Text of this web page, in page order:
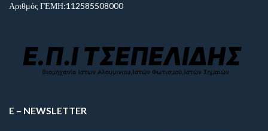
Αριθμός ΓΕΜΗ:112585508000
E – NEWSLETTER